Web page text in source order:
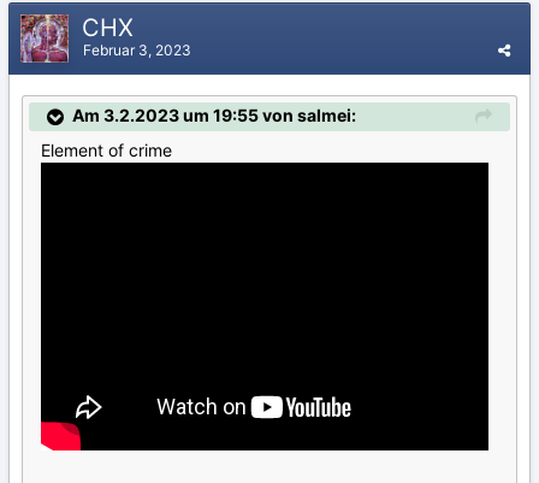
CHX
Februar 3, 2023
Am 3.2.2023 um 19:55 von salmei:
Element of crime